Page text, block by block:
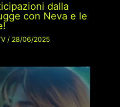
dalla
con Neva e le
/ 28/06/2025